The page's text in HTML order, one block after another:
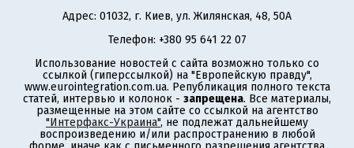
Адрес: 01032, г. Киев, ул. Жилянская, 48, 50А
Телефон: +380 95 641 22 07
Использование новостей с сайта возможно только со
ссылкой (гиперссылкой) на "Европейскую правду",
www.eurointegration.com.ua. Републикация полного текста
статей, интервью и колонок - запрещена. Все материалы,
размещенные на этом сайте со ссылкой на агентство
"Интерфакс-Украина", не подлежат дальнейшему
воспроизведению и/или распространению в любой